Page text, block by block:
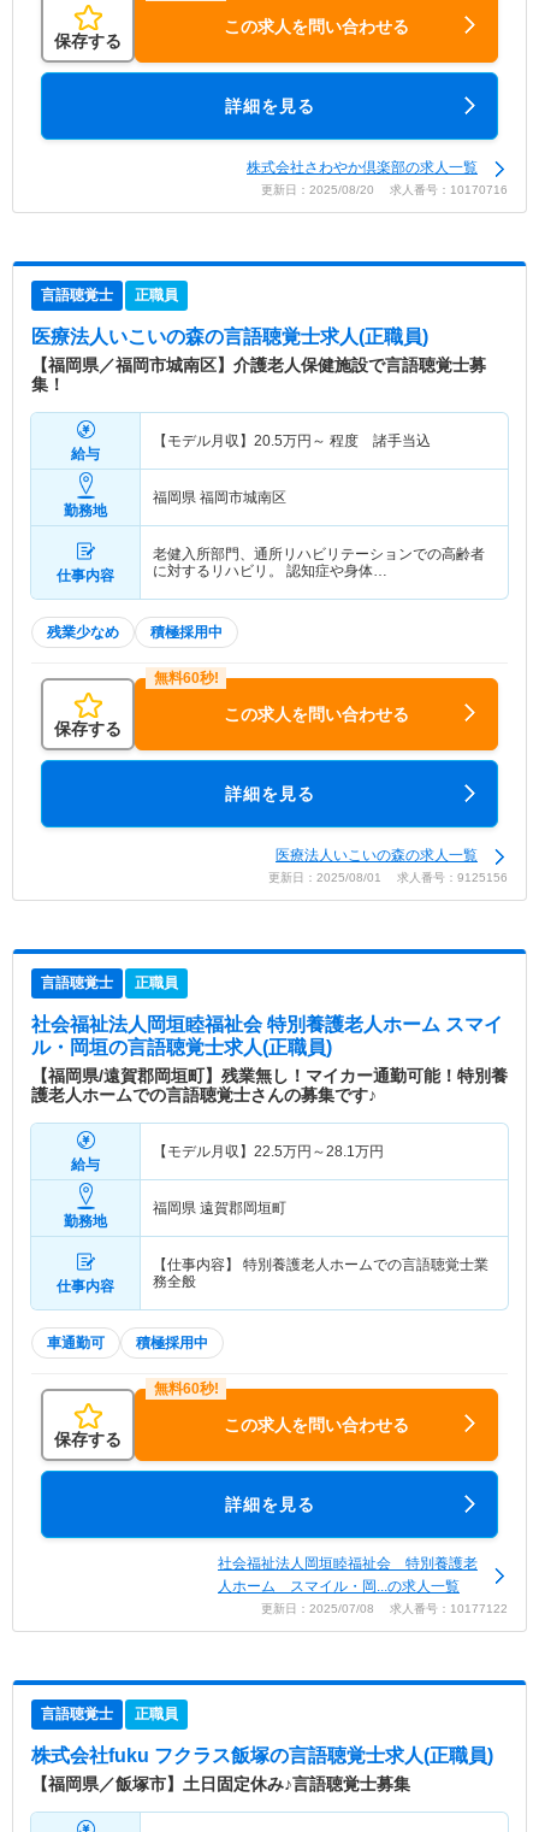
保存する
この求人を問い合わせる
詳細を見る
株式会社さわやか倶楽部の求人一覧
更新日：2025/08/20 求人番号：10170716
言語聴覚士 正職員
医療法人いこいの森の言語聴覚士求人(正職員)
【福岡県／福岡市城南区】介護老人保健施設で言語聴覚士募
集！
給与
【モデル月収】 20.5万円～ 程度 諸手当込
勤務地
福岡県 福岡市城南区
仕事内容
老健入所部門、通所リハビリテーションでの高齢者
に対するリハビリ。 認知症や身体…
残業少なめ 積極採用中
保存する
この求人を問い合わせる
詳細を見る
医療法人いこいの森の求人一覧
更新日：2025/08/01 求人番号：9125156
言語聴覚士 正職員
社会福祉法人岡垣睦福祉会 特別養護老人ホーム スマイ
ル・岡垣の言語聴覚士求人(正職員)
【福岡県/遠賀郡岡垣町】残業無し！マイカー通勤可能！特別養
護老人ホームでの言語聴覚士さんの募集です♪
給与
【モデル月収】 22.5万円～28.1万円
勤務地
福岡県 遠賀郡岡垣町
仕事内容
【仕事内容】 特別養護老人ホームでの言語聴覚士業
務全般
車通勤可 積極採用中
保存する
この求人を問い合わせる
詳細を見る
社会福祉法人岡垣睦福祉会 特別養護老
人ホーム スマイル・岡...の求人一覧
更新日：2025/07/08 求人番号：10177122
言語聴覚士 正職員
株式会社fuku フクラス飯塚の言語聴覚士求人(正職員)
【福岡県／飯塚市】土日固定休み♪言語聴覚士募集